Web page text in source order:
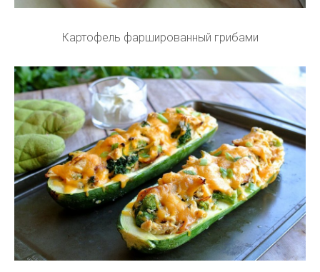
Картофель фаршированный грибами